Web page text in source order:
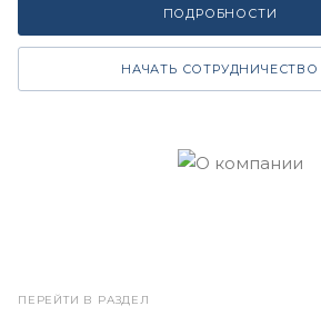
ПОДРОБНОСТИ
НАЧАТЬ СОТРУДНИЧЕСТВО
ПЕРЕЙТИ В РАЗДЕЛ